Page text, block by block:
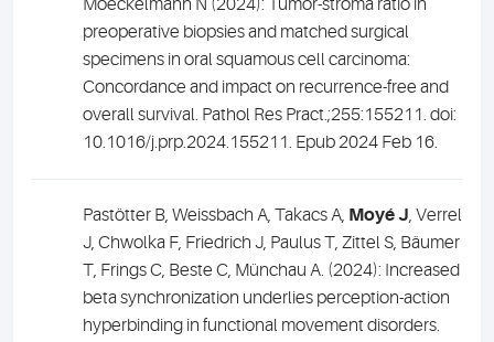
Moeckelmann N (2024): Tumor-stroma ratio in
preoperative biopsies and matched surgical
specimens in oral squamous cell carcinoma:
Concordance and impact on recurrence-free and
overall survival. Pathol Res Pract.;255:155211. doi:
10.1016/j.prp.2024.155211. Epub 2024 Feb 16.
Pastötter B, Weissbach A, Takacs A, Moyé J, Verrel
J, Chwolka F, Friedrich J, Paulus T, Zittel S, Bäumer
T, Frings C, Beste C, Münchau A. (2024): Increased
beta synchronization underlies perception-action
hyperbinding in functional movement disorders.